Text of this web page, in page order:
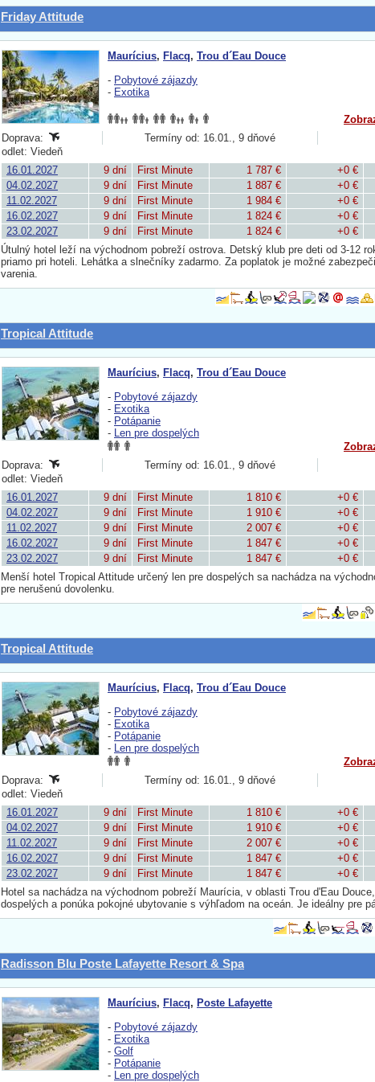
Friday Attitude
Maurícius, Flacq, Trou d´Eau Douce
- Pobytové zájazdy
- Exotika
Doprava:
Termíny od: 16.01., 9 dňové
odlet: Viedeň
16.01.2027
9 dní First Minute 1 787 € +0 €
04.02.2027
9 dní First Minute 1 887 € +0 €
11.02.2027
9 dní First Minute 1 984 € +0 €
16.02.2027
9 dní First Minute 1 824 € +0 €
23.02.2027
9 dní First Minute 1 824 € +0 €
Útulný hotel leží na východnom pobreží ostrova. Detský klub pre deti od 3-12
priamo pri hoteli. Lehátka a slnečníky zadarmo. Za poplatok je možné
varenia.
Tropical Attitude
Maurícius, Flacq, Trou d´Eau Douce
- Pobytové zájazdy
- Exotika
- Potápanie
- Len pre dospelých
Doprava:
Termíny od: 16.01., 9 dňové
odlet: Viedeň
16.01.2027
9 dní First Minute 1 810 € +0 €
04.02.2027
9 dní First Minute 1 910 € +0 €
11.02.2027
9 dní First Minute 2 007 € +0 €
16.02.2027
9 dní First Minute 1 847 € +0 €
23.02.2027
9 dní First Minute 1 847 € +0 €
Menší hotel Tropical Attitude určený len pre dospelých sa nachádza na
pre nerušenú dovolenku.
Tropical Attitude
Maurícius, Flacq, Trou d´Eau Douce
- Pobytové zájazdy
- Exotika
- Potápanie
- Len pre dospelých
Doprava:
Termíny od: 16.01., 9 dňové
odlet: Viedeň
16.01.2027
9 dní First Minute 1 810 € +0 €
04.02.2027
9 dní First Minute 1 910 € +0 €
11.02.2027
9 dní First Minute 2 007 € +0 €
16.02.2027
9 dní First Minute 1 847 € +0 €
23.02.2027
9 dní First Minute 1 847 € +0 €
Hotel sa nachádza na východnom pobreží Maurícia, v oblasti Trou d'Eau
dospelých a ponúka pokojné ubytovanie s výhľadom na oceán. Je ideálny pre
Radisson Blu Poste Lafayette Resort & Spa
Maurícius, Flacq, Poste Lafayette
- Pobytové zájazdy
- Exotika
- Golf
- Potápanie
- Len pre dospelých